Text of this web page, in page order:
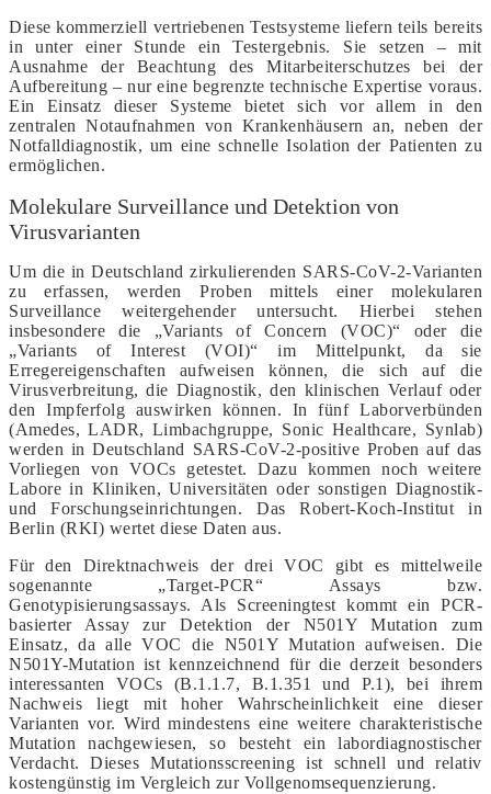
Diese kommerziell vertriebenen Testsysteme liefern teils bereits
in unter einer Stunde ein Testergebnis. Sie setzen – mit
Ausnahme der Beachtung des Mitarbeiterschutzes bei der
Aufbereitung – nur eine begrenzte technische Expertise voraus.
Ein Einsatz dieser Systeme bietet sich vor allem in den
zentralen Notaufnahmen von Krankenhäusern an, neben der
Notfalldiagnostik, um eine schnelle Isolation der Patienten zu
ermöglichen.
Molekulare Surveillance und Detektion von
Virusvarianten
Um die in Deutschland zirkulierenden SARS-CoV-2-Varianten
zu erfassen, werden Proben mittels einer molekularen
Surveillance weitergehender untersucht. Hierbei stehen
insbesondere die „Variants of Concern (VOC)“ oder die
„Variants of Interest (VOI)“ im Mittelpunkt, da sie
Erregereigenschaften aufweisen können, die sich auf die
Virusverbreitung, die Diagnostik, den klinischen Verlauf oder
den Impferfolg auswirken können. In fünf Laborverbünden
(Amedes, LADR, Limbachgruppe, Sonic Healthcare, Synlab)
werden in Deutschland SARS-CoV-2-positive Proben auf das
Vorliegen von VOCs getestet. Dazu kommen noch weitere
Labore in Kliniken, Universitäten oder sonstigen Diagnostik-
und Forschungseinrichtungen. Das Robert-Koch-Institut in
Berlin (RKI) wertet diese Daten aus.
Für den Direktnachweis der drei VOC gibt es mittelweile
sogenannte „Target-PCR“ Assays bzw.
Genotypisierungsassays. Als Screeningtest kommt ein PCR-
basierter Assay zur Detektion der N501Y Mutation zum
Einsatz, da alle VOC die N501Y Mutation aufweisen. Die
N501Y-Mutation ist kennzeichnend für die derzeit besonders
interessanten VOCs (B.1.1.7, B.1.351 und P.1), bei ihrem
Nachweis liegt mit hoher Wahrscheinlichkeit eine dieser
Varianten vor. Wird mindestens eine weitere charakteristische
Mutation nachgewiesen, so besteht ein labordiagnostischer
Verdacht. Dieses Mutationsscreening ist schnell und relativ
kostengünstig im Vergleich zur Vollgenomsequenzierung.